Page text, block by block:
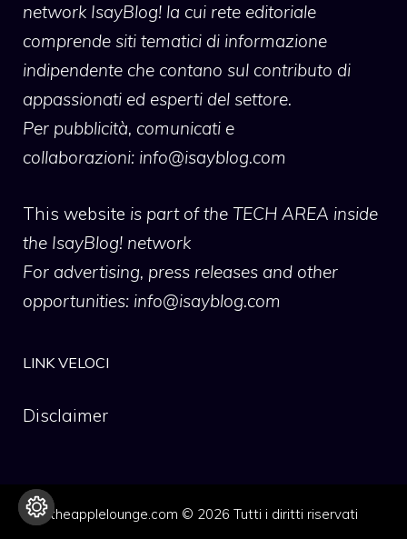
network IsayBlog! la cui rete editoriale
comprende siti tematici di informazione
indipendente che contano sul contributo di
appassionati ed esperti del settore.
Per pubblicità, comunicati e
collaborazioni: info@isayblog.com
This website is part of the TECH AREA inside
the IsayBlog! network
For advertising, press releases and other
opportunities: info@isayblog.com
LINK VELOCI
Disclaimer
theapplelounge.com © 2026 Tutti i diritti riservati